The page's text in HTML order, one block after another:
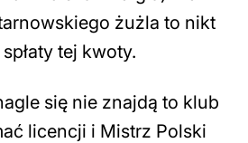
żużla to nikt
tej kwoty.
się nie znajdą to klub
licencji i Mistrz Polski